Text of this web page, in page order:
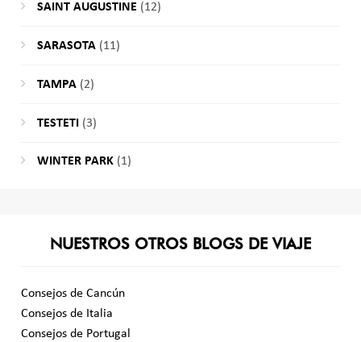
SAINT AUGUSTINE (12)
SARASOTA(11)
TAMPA(2)
TESTETI (3)
WINTER PARK(1)
NUESTROS OTROS BLOGS DE VIAJE
Consejos de Cancún
Consejos de Italia
Consejos de Portugal